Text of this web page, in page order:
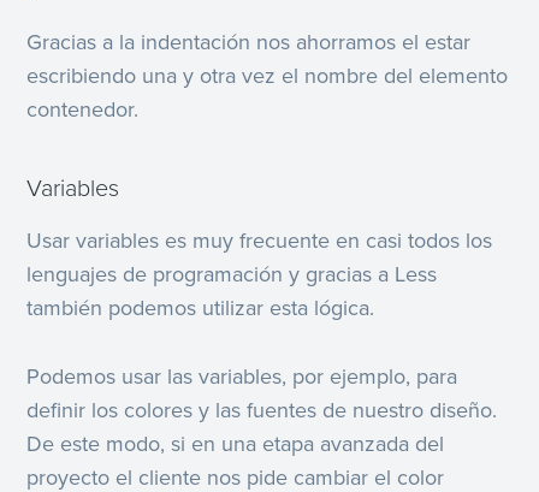
Gracias a la indentación nos ahorramos el estar
escribiendo una y otra vez el nombre del elemento
contenedor.
Variables
Usar variables es muy frecuente en casi todos los
lenguajes de programación y gracias a Less
también podemos utilizar esta lógica.
Podemos usar las variables, por ejemplo, para
definir los colores y las fuentes de nuestro diseño.
De este modo, si en una etapa avanzada del
proyecto el cliente nos pide cambiar el color